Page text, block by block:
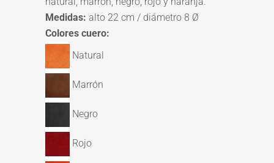
Medidas: alto 22 cm / diámetro 8 Ø
Colores cuero:
Natural
Marrón
Negro
Rojo